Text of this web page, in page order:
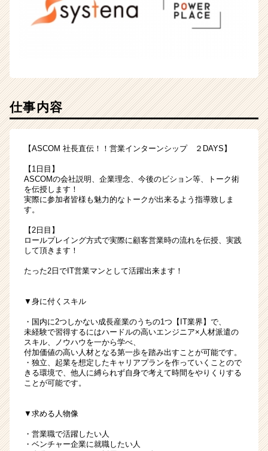
仕事内容
【ASCOM 社長直伝！！営業インターンシップ ２DAYS】
【1日目】
ASCOMの会社説明、企業理念、今後のビション等、トーク術
を伝授します！
実際に参加者皆様も魅力的なトークが出来るよう指導致しま
す。
【2日目】
ロールプレイング方式で実際に顧客営業時の流れを伝授、実践
して頂きます！
たった2日でIT営業マンとして活躍出来ます！
▼身に付くスキル
・国内に2つしかない成長産業のうちの1つ【IT業界】で、
未経験で習得するにはハードルの高いエンジニア×人材派遣の
スキル、ノウハウを一から学べ、
付加価値の高い人材となる第一歩を踏み出すことが可能です。
・独立、起業を想定したキャリアプランを作っていくことので
きる環境で、他人に縛られず自身で考えて時間をやりくりする
ことが可能です。
▼求める人物像
・営業職で活躍したい人
・ベンチャー企業に就職したい人